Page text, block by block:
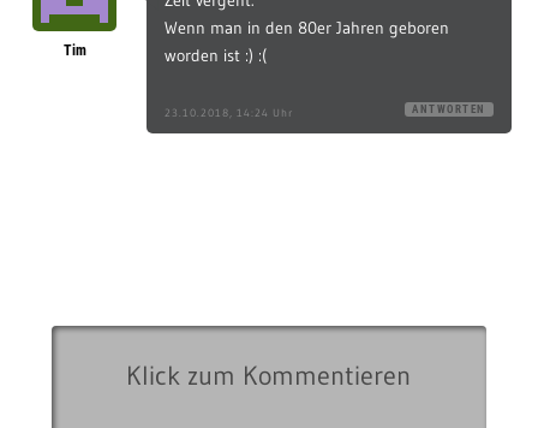
Tim
Wenn man in den 80er Jahren geboren
worden ist :) :(
23.10.2018, 14:24 Uhr ANTWORTEN